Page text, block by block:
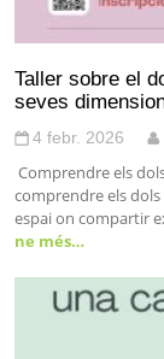
Taller sobre el
seves
4 febr. 2026
Comprendre els
comprendre els dols
espai on compartir
ne més…